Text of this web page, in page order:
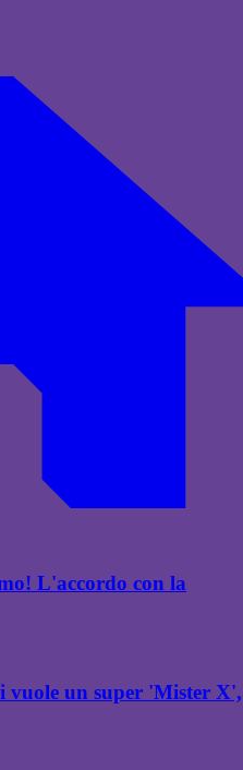
L'accordo con la
vuole un super 'Mister X',